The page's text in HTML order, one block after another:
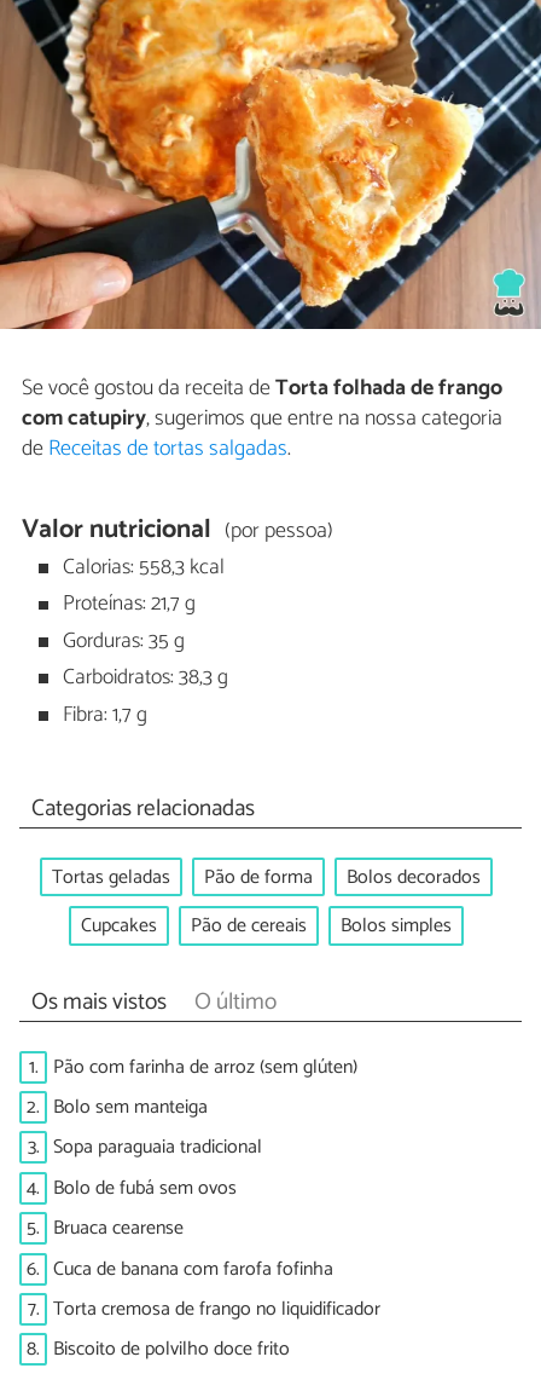
Se você gostou da receita deTorta folhada de frango
com catupiry, sugerimos que entre na nossa categoria
deReceitas de tortas salgadas.
Valor nutricional (por pessoa)
Calorias: 558,3 kcal
Proteínas: 21,7 g
Gorduras: 35 g
Carboidratos: 38,3 g
Fibra: 1,7 g
Categorias relacionadas
Tortas geladas Pão de forma
Bolos decorados
Cupcakes
Pão de cereais Bolos simples
Os mais vistos O último
1. Pão com farinha de arroz (sem glúten)
2. Bolo sem manteiga
3. Sopa paraguaia tradicional
4. Bolo de fubá sem ovos
5. Bruaca cearense
6. Cuca de banana com farofa fofinha
7. Torta cremosa de frango no liquidificador
8. Biscoito de polvilho doce frito